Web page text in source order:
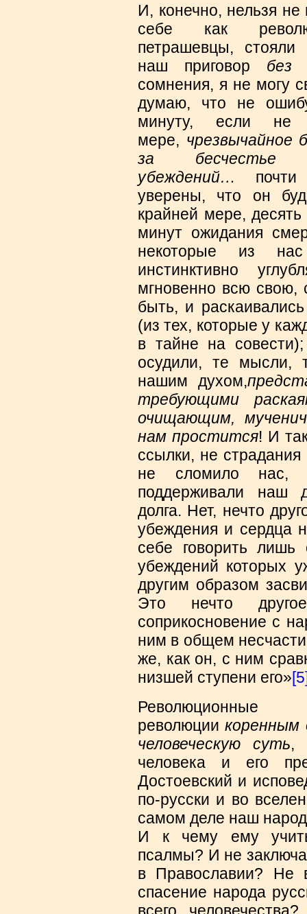
И, конечно, нельзя не
себе как
петрашевцы,
наш приговор без
сомнения, я не могу
думаю, что не
минуту, если не
мере, чрезвычайное
за
убеждений…
почти
уверены, что он
крайней мере,
минут ожидания
некоторые из
инстинктивно
мгновенно всю
быть, и
(из тех, которые у
в тайне на
осудили, те мысли,
нашим духом,
требующими
очищающим,
нам простится! И
ссылки, не
не сломило нас,
поддерживали наш
долга. Нет, нечто
убеждения и сердца
себе говорить
убеждений которых
другим образом
Это нечто
соприкосновение с
ним в общем
же, как он, с ним
низшей ступени его»
революции
человеческую суть,
человека и его
Достоевский и
по-русски и во
самом деле наш
И к чему ему
псалмы? И не
в Православии?
спасение народа
всего